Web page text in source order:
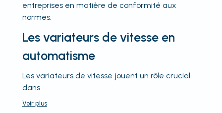
entreprises en matière de conformité aux
normes.
Les variateurs de vitesse en
automatisme
Les variateurs de vitesse jouent un rôle crucial
dans
Voir plus